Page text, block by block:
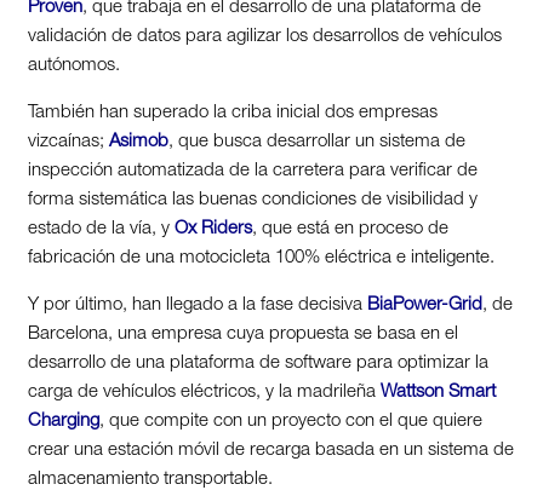
Proven, que trabaja en el desarrollo de una plataforma de
validación de datos para agilizar los desarrollos de vehículos
autónomos.
También han superado la criba inicial dos empresas
vizcaínas; Asimob, que busca desarrollar un sistema de
inspección automatizada de la carretera para verificar de
forma sistemática las buenas condiciones de visibilidad y
estado de la vía, y Ox Riders, que está en proceso de
fabricación de una motocicleta 100% eléctrica e inteligente.
Y por último, han llegado a la fase decisiva BiaPower-Grid , de
Barcelona, una empresa cuya propuesta se basa en el
desarrollo de una plataforma de software para optimizar la
carga de vehículos eléctricos, y la madrileña Wattson Smart
Charging, que compite con un proyecto con el que quiere
crear una estación móvil de recarga basada en un sistema de
almacenamiento transportable.